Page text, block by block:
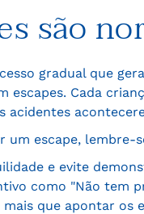
são
gradual que
escapes. Cada
acidentes
um escape, lembre-
e evite
como "Não tem
que apontar os